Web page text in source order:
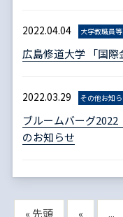
2022.04.04 大学教職員
広島修道大学 「国
2022.03.29 その他お知
ブルームバーグ
のお知らせ
« 先頭 « ...